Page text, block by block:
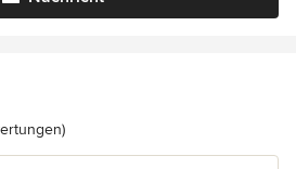
5 von 5 Sternen